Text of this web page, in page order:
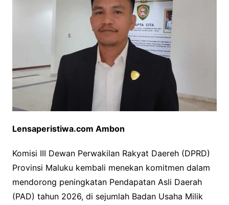
Lensaperistiwa.com Ambon
Komisi III Dewan Perwakilan Rakyat Daereh (DPRD)
Provinsi Maluku kembali menekan komitmen dalam
mendorong peningkatan Pendapatan Asli Daerah
(PAD) tahun 2026, di sejumlah Badan Usaha Milik